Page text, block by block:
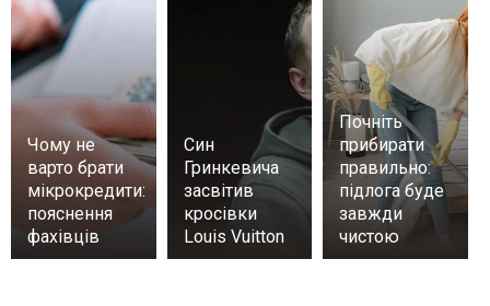
Чому не
варто брати
мікрокредити:
пояснення
фахівців
Син
Гринкевича
засвітив
кросівки
Louis Vuitton
Почніть
прибирати
правильно:
підлога буде
завжди
чистою